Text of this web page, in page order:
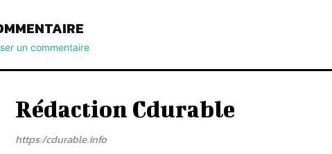
un commentaire
Rédaction Cdurable
https:/cdurable.info